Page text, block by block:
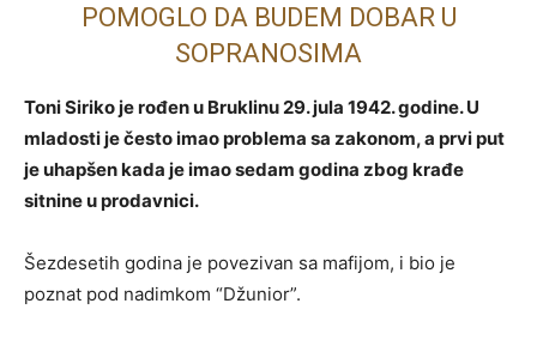
POMOGLO DA BUDEM DOBAR U
SOPRANOSIMA
Toni Siriko je rođen u Bruklinu 29. jula 1942. godine. U
mladosti je često imao problema sa zakonom, a prvi put
je uhapšen kada je imao sedam godina zbog krađe
sitnine u prodavnici.
Šezdesetih godina je povezivan sa mafijom, i bio je
poznat pod nadimkom “Džunior”.